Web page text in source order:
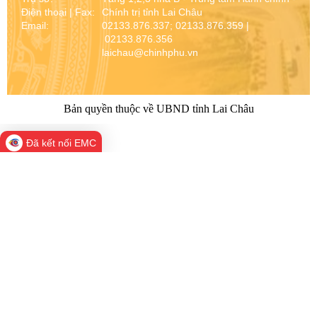
Điện thoại | Fax:
Email:
Chính trị tỉnh Lai Châu
02133.876.337; 02133.876.359 |
02133.876.356
laichau@chinhphu.vn
Bản quyền thuộc về UBND tỉnh Lai Châu
Đã kết nối EMC